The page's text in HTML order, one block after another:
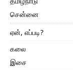
சென்னை
ஏன், எப்படி?
கலை
இசை